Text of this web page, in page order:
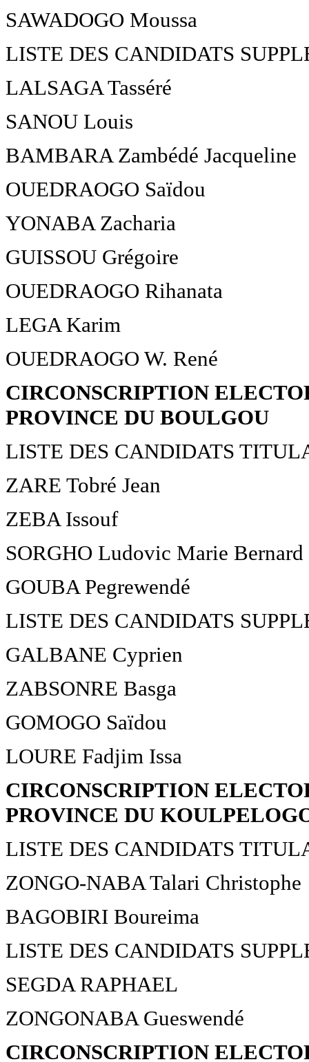
SAWADOGO Moussa
LISTE DES CANDIDATS
LALSAGA Tasséré
SANOU Louis
BAMBARA Zambédé Jacqueline
OUEDRAOGO Saïdou
YONABA Zacharia
GUISSOU Grégoire
OUEDRAOGO Rihanata
LEGA Karim
OUEDRAOGO W. René
CIRCONSCRIPTION
PROVINCE DU BOULGOU
LISTE DES CANDIDATS
ZARE Tobré Jean
ZEBA Issouf
SORGHO Ludovic Marie Bernard
GOUBA Pegrewendé
LISTE DES CANDIDATS
GALBANE Cyprien
ZABSONRE Basga
GOMOGO Saïdou
LOURE Fadjim Issa
CIRCONSCRIPTION
PROVINCE DU
LISTE DES CANDIDATS
ZONGO-NABA Talari Christophe
BAGOBIRI Boureima
LISTE DES CANDIDATS
SEGDA RAPHAEL
ZONGONABA Gueswendé
CIRCONSCRIPTION